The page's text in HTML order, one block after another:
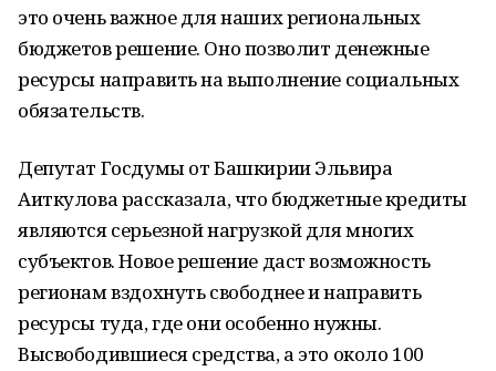
это очень важное для наших региональных
бюджетов решение. Оно позволит денежные
ресурсы направить на выполнение социальных
обязательств.
Депутат Госдумы от Башкирии Эльвира
Аиткулова рассказала, что бюджетные кредиты
являются серьезной нагрузкой для многих
субъектов. Новое решение даст возможность
регионам вздохнуть свободнее и направить
ресурсы туда, где они особенно нужны.
Высвободившиеся средства, а это около 100